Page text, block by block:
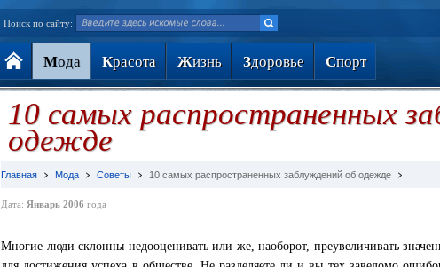
Поиск по сайту:
Мода Красота Жизнь Здоровье Спорт
10 самых распространенных
одежде
Главная Мода Советы 10 самых распространенных заблуждений об одежде
Дата: Январь 2006 года
Многие люди склонны недооценивать или же, наоборот, преувеличивать